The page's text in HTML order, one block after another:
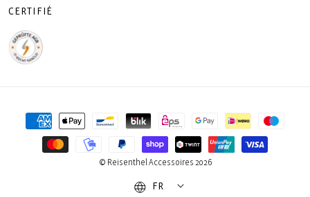
CERTIFIÉ
Moyens
paiement
© Reisenthel Accessoires 2026
FR